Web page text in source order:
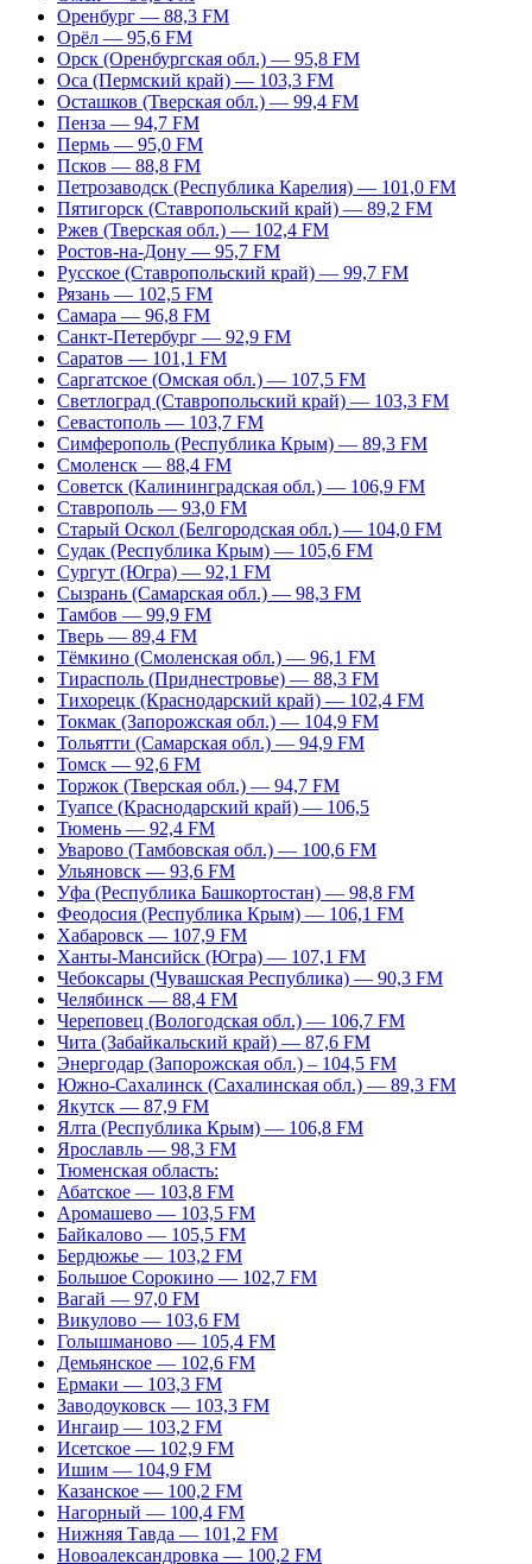
Оренбург — 88,3 FM
Орёл — 95,6 FM
Орск (Оренбургская обл.) — 95,8 FM
Оса (Пермский край) — 103,3 FM
Осташков (Тверская обл.) — 99,4 FM
Пенза — 94,7 FM
Пермь — 95,0 FM
Псков — 88,8 FM
Петрозаводск (Республика Карелия) — 101,0 FM
Пятигорск (Ставропольский край) — 89,2 FM
Ржев (Тверская обл.) — 102,4 FM
Ростов-на-Дону — 95,7 FM
Русское (Ставропольский край) — 99,7 FM
Рязань — 102,5 FM
Самара — 96,8 FM
Санкт-Петербург — 92,9 FM
Саратов — 101,1 FM
Саргатское (Омская обл.) — 107,5 FM
Светлоград (Ставропольский край) — 103,3 FM
Севастополь — 103,7 FM
Симферополь (Республика Крым) — 89,3 FM
Смоленск — 88,4 FM
Советск (Калининградская обл.) — 106,9 FM
Ставрополь — 93,0 FM
Старый Оскол (Белгородская обл.) — 104,0 FM
Судак (Республика Крым) — 105,6 FM
Сургут (Югра) — 92,1 FM
Сызрань (Самарская обл.) — 98,3 FM
Тамбов — 99,9 FM
Тверь — 89,4 FM
Тёмкино (Смоленская обл.) — 96,1 FM
Тирасполь (Приднестровье) — 88,3 FM
Тихорецк (Краснодарский край) — 102,4 FM
Токмак (Запорожская обл.) — 104,9 FM
Тольятти (Самарская обл.) — 94,9 FM
Томск — 92,6 FM
Торжок (Тверская обл.) — 94,7 FM
Туапсе (Краснодарский край) — 106,5
Тюмень — 92,4 FM
Уварово (Тамбовская обл.) — 100,6 FM
Ульяновск — 93,6 FM
Уфа (Республика Башкортостан) — 98,8 FM
Феодосия (Республика Крым) — 106,1 FM
Хабаровск — 107,9 FM
Ханты-Мансийск (Югра) — 107,1 FM
Чебоксары (Чувашская Республика) — 90,3 FM
Челябинск — 88,4 FM
Череповец (Вологодская обл.) — 106,7 FM
Чита (Забайкальский край) — 87,6 FM
Энергодар (Запорожская обл.) – 104,5 FM
Южно-Сахалинск (Сахалинская обл.) — 89,3 FM
Якутск — 87,9 FM
Ялта (Республика Крым) — 106,8 FM
Ярославль — 98,3 FM
Тюменская область:
Абатское — 103,8 FM
Аромашево — 103,5 FM
Байкалово — 105,5 FM
Бердюжье — 103,2 FM
Большое Сорокино — 102,7 FM
Вагай — 97,0 FM
Викулово — 103,6 FM
Голышманово — 105,4 FM
Демьянское — 102,6 FM
Ермаки — 103,3 FM
Заводоуковск — 103,3 FM
Ингаир — 103,2 FM
Исетское — 102,9 FM
Ишим — 104,9 FM
Казанское — 100,2 FM
Нагорный — 100,4 FM
Нижняя Тавда — 101,2 FM
Новоалександровка — 100,2 FM